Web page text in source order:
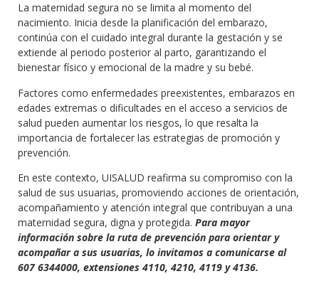
La maternidad segura no se limita al momento del
nacimiento. Inicia desde la planificación del embarazo,
continúa con el cuidado integral durante la gestación y se
extiende al periodo posterior al parto, garantizando el
bienestar físico y emocional de la madre y su bebé.
Factores como enfermedades preexistentes, embarazos en
edades extremas o dificultades en el acceso a servicios de
salud pueden aumentar los riesgos, lo que resalta la
importancia de fortalecer las estrategias de promoción y
prevención.
En este contexto, UISALUD reafirma su compromiso con la
salud de sus usuarias, promoviendo acciones de orientación,
acompañamiento y atención integral que contribuyan a una
maternidad segura, digna y protegida. Para mayor
información sobre la ruta de prevención para orientar y
acompañar a sus usuarias, lo invitamos a comunicarse al
607 6344000, extensiones 4110, 4210, 4119 y 4136.